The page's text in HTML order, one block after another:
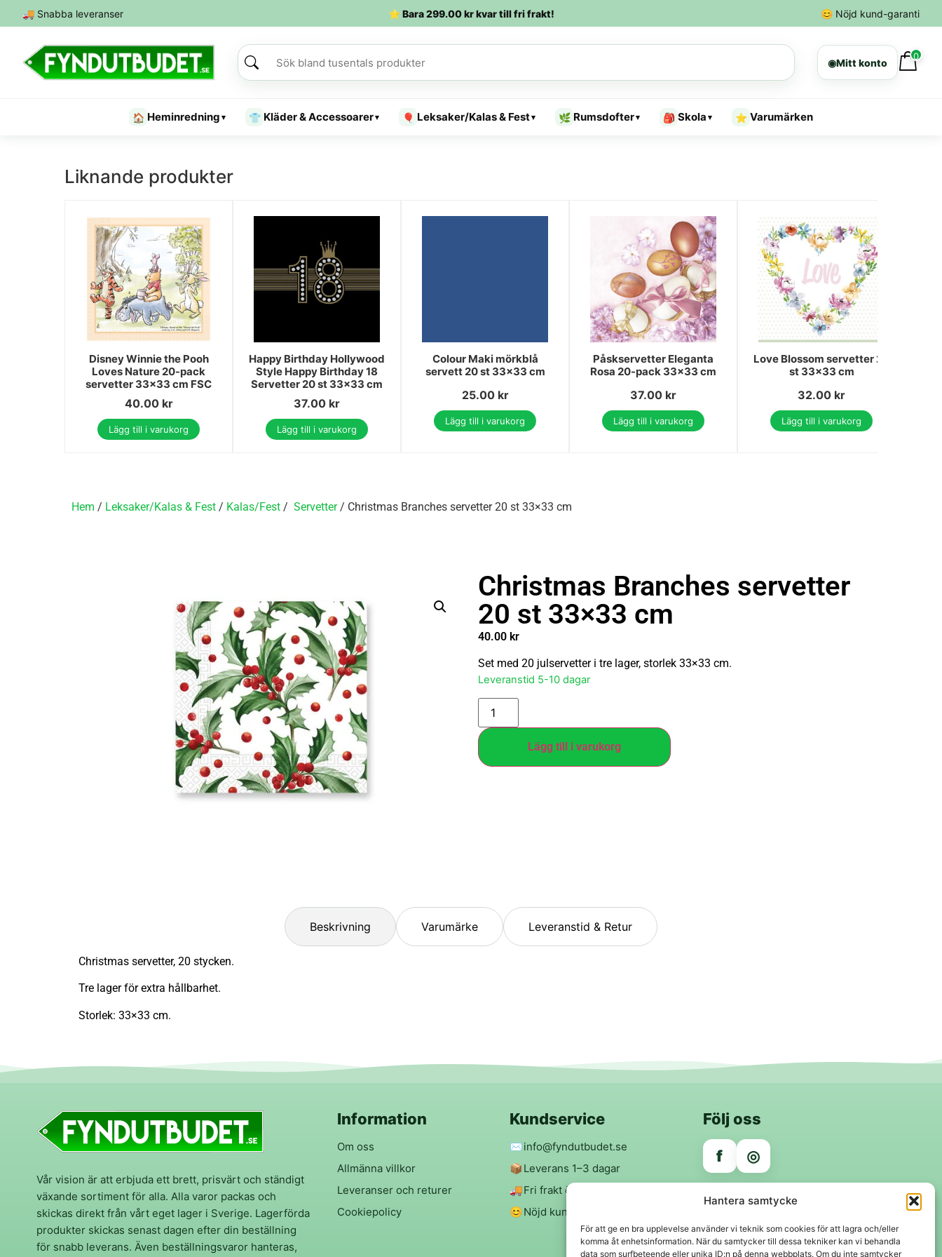
Hantera samtycke
För att ge en bra upplevelse använder vi teknik som cookies för att lagra och/eller
komma åt enhetsinformation. När du samtycker till dessa tekniker kan vi behandla
data som surfbeteende eller unika ID:n på denna webbplats. Om du inte samtycker
🚚 Snabba leveranser ⭐ Bara299.00krkvar till fri frakt! 😊 Nöjd kund-garanti
◉Mitt konto
0
🏠 Heminredning ▾ 👕 Kläder & Accessoarer▾ 🎈 Leksaker/Kalas & Fest▾ 🌿 Rumsdofter▾ 🎒 Skola ▾ ⭐ Varumärken
Liknande produkter
Disney Winnie the Pooh
Loves Nature 20-pack
servetter 33x33 cm FSC
40.00 kr
Lägg till i varukorg
Happy Birthday Hollywood
Style Happy Birthday 18
Servetter 20 st 33x33 cm
37.00 kr
Lägg till i varukorg
Colour Maki mörkblå
servett 20 st 33x33 cm
25.00 kr
Lägg till i varukorg
Påskservetter Eleganta
Rosa 20-pack 33x33 cm
37.00 kr
Lägg till i varukorg
Love Blossom servetter 20
st 33x33 cm
32.00 kr
Lägg till i varukorg
Hem / Leksaker/Kalas & Fest / Kalas/Fest / Servetter/ Christmas Branches servetter 20 st 33×33 cm
Christmas Branches servetter
20 st 33×33 cm
40.00 kr
Set med 20 julservetter i tre lager, storlek 33×33 cm.
Leveranstid 5-10 dagar
Lägg till i varukorg
Beskrivning Varumärke Leveranstid & Retur
Christmas servetter, 20 stycken.
Tre lager för extra hållbarhet.
Storlek: 33×33 cm.
Vår vision är att erbjuda ett brett, prisvärt och ständigt
växande sortiment för alla. Alla varor packas och
skickas direkt från vårt eget lager i Sverige. Lagerförda
produkter skickas senast dagen efter din beställning
för snabb leverans. Även beställningsvaror hanteras,
Information
Om oss
Allmänna villkor
Leveranser och returer
Cookiepolicy
Kundservice
✉️info@fyndutbudet.se
📦 Leverans 1–3 dagar
🚚Fri frakt över 299 kr
😊Nöjd kund-garanti
Följ oss
f ◎
Trygga betalningar
Klarna VISA Mastercard Swish